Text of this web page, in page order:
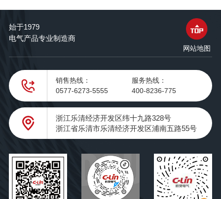
始于1979
电气产品专业制造商
网站地图
销售热线：
0577-6273-5555
服务热线：
400-8236-775
浙江乐清经济开发区纬十九路328号
浙江省乐清市乐清经济开发区浦南五路55号